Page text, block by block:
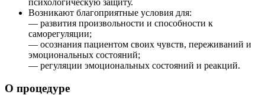
психологическую защиту.
Возникают благоприятные условия для:
— развития произвольности и способности к
саморегуляции;
— осознания пациентом своих чувств, переживаний и
эмоциональных состояний;
— регуляции эмоциональных состояний и реакций.
О процедуре